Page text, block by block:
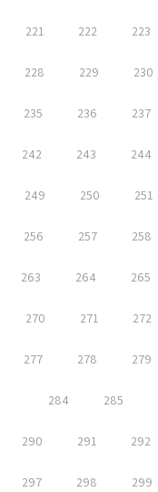
221 222 223
228 229 230
235 236 237
242 243 244
249 250 251
256 257 258
263 264 265
270 271 272
277 278 279
284 285
290 291 292
297 298 299